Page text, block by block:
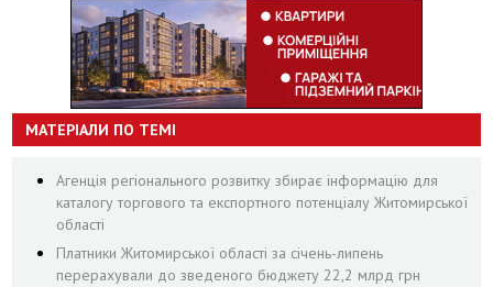
МАТЕРІАЛИ ПО ТЕМІ
Агенція регіонального розвитку збирає інформацію для
каталогу торгового та експортного потенціалу Житомирської
області
Платники Житомирської області за січень-липень
перерахували до зведеного бюджету 22,2 млрд грн